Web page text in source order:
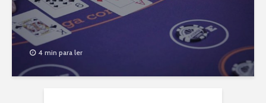
4 min para ler